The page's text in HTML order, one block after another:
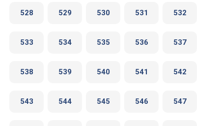
528 529 530 531 532
533 534 535 536 537
538 539 540 541 542
543 544 545 546 547